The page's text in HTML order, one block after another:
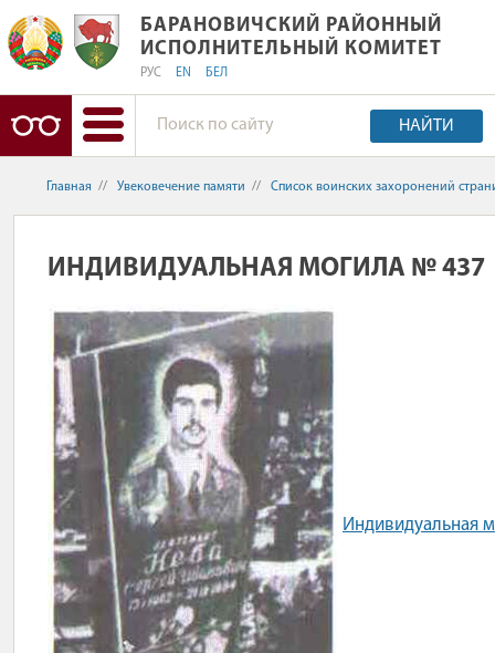
БАРАНОВИЧСКИЙ РАЙОННЫЙ
БАРАНОВИЧСКИЙ РАЙОННЫЙ
ИСПОЛНИТЕЛЬНЫЙ КОМИТЕТ
РУС EN БЕЛ
НАЙТИ
Главная // Увековечение памяти // Список воинских захоронений
ИНДИВИДУАЛЬНАЯ МОГИЛА № 437
Индивидуальная